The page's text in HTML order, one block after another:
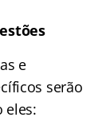
e
serão
eles: